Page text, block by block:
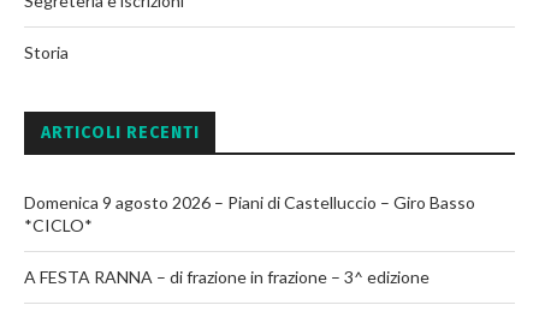
Storia
ARTICOLI RECENTI
Domenica 9 agosto 2026 – Piani di Castelluccio – Giro Basso
*CICLO*
A FESTA RANNA – di frazione in frazione – 3^ edizione